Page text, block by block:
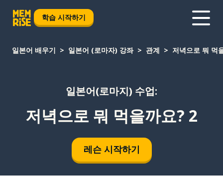
학습 시작하기
일본어 배우기 일본어 (로마자) 강좌 관계 저녁으로 뭐 먹
일본어(로마지) 수업:
저녁으로 뭐 먹을까요? 2
레슨 시작하기